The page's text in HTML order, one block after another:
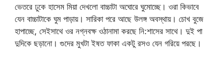
ভেতরে ঢুকে হাসেম মিয়া দেখলো বাচ্চাটা অঘোরে ঘুমোচ্ছে। ওরা কিভাবে
যেন বাচ্চাটাকে ঘুম পাড়ায়। সারিকা পরে আছে উলঙ্গ অবস্থায়। চোখ বুজে
হাপাচ্ছে, সেইসাথে ওর নগ্নবক্ষ ওঠানামা করছে নি:শাসের সাথে। দুই পা
দুদিকে ছড়ানো। গুদের মুখটা ইষত ফাকা একটু রসও যেন গরিয়ে পরছে।